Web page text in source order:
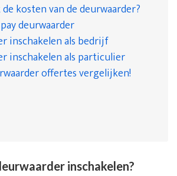
kosten van de deurwaarder?
deurwaarder
inschakelen als bedrijf
inschakelen als particulier
offertes vergelijken!
inschakelen?